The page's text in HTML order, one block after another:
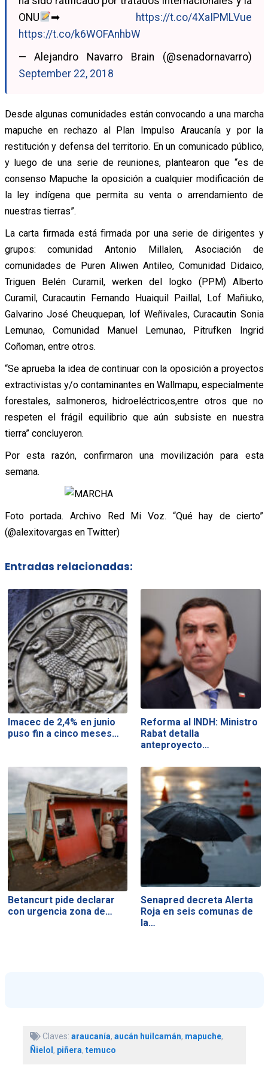
ONU
➡
https://t.co/4XaIPMLVue
https://t.co/k6WOFAnhbW
— Alejandro Navarro Brain (@senadornavarro)
September 22, 2018
Desde algunas comunidades están convocando a una marcha
mapuche en rechazo al Plan Impulso Araucanía y por la
restitución y defensa del territorio. En un comunicado público,
y luego de una serie de reuniones, plantearon que “es de
consenso Mapuche la oposición a cualquier modificación de
la ley indígena que permita su venta o arrendamiento de
nuestras tierras”.
La carta firmada está firmada por una serie de dirigentes y
grupos: comunidad Antonio Millalen, Asociación de
comunidades de Puren Aliwen Antileo, Comunidad Didaico,
Triguen Belén Curamil, werken del logko (PPM) Alberto
Curamil, Curacautin Fernando Huaiquil Paillal, Lof Mañiuko,
Galvarino José Cheuquepan, lof Weñivales, Curacautin Sonia
Lemunao, Comunidad Manuel Lemunao, Pitrufken Ingrid
Coñoman, entre otros.
“Se aprueba la idea de continuar con la oposición a proyectos
extractivistas y/o contaminantes en Wallmapu, especialmente
forestales, salmoneros, hidroeléctricos,entre otros que no
respeten el frágil equilibrio que aún subsiste en nuestra
tierra” concluyeron.
Por esta razón, confirmaron una movilización para esta
semana.
Foto portada. Archivo Red Mi Voz. “Qué hay de cierto”
(@alexitovargas en Twitter)
Entradas relacionadas:
Imacec de 2,4% en junio
puso fin a cinco meses…
Reforma al INDH: Ministro
Rabat detalla
anteproyecto…
Betancurt pide declarar
con urgencia zona de…
Senapred decreta Alerta
Roja en seis comunas de
la…
Claves: araucanía, aucán huilcamán, mapuche,
Ñielol, piñera, temuco